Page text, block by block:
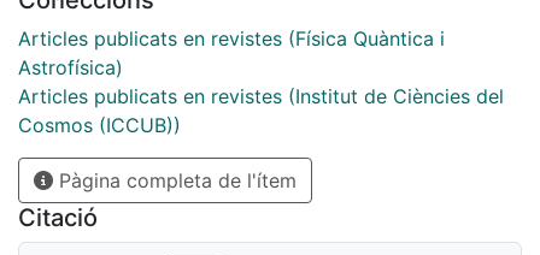
Articles publicats en revistes (Física Quàntica i
Astrofísica)
Articles publicats en revistes (Institut de Ciències del
Cosmos (ICCUB))
Pàgina completa de l'ítem
Citació